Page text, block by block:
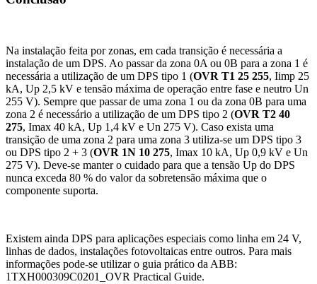
Na instalação feita por zonas, em cada transição é necessária a
instalação de um DPS. Ao passar da zona 0A ou 0B para a zona 1 é
necessária a utilização de um DPS tipo 1 (OVR T1 25 255, Iimp 25
kA, Up 2,5 kV e tensão máxima de operação entre fase e neutro Un
255 V). Sempre que passar de uma zona 1 ou da zona 0B para uma
zona 2 é necessário a utilização de um DPS tipo 2 (OVR T2 40
275, Imax 40 kA, Up 1,4 kV e Un 275 V). Caso exista uma
transição de uma zona 2 para uma zona 3 utiliza-se um DPS tipo 3
ou DPS tipo 2 + 3 (OVR 1N 10 275, Imax 10 kA, Up 0,9 kV e Un
275 V). Deve-se manter o cuidado para que a tensão Up do DPS
nunca exceda 80 % do valor da sobretensão máxima que o
componente suporta.
Existem ainda DPS para aplicações especiais como linha em 24 V,
linhas de dados, instalações fotovoltaicas entre outros. Para mais
informações pode-se utilizar o guia prático da ABB:
1TXH000309C0201_OVR Practical Guide.